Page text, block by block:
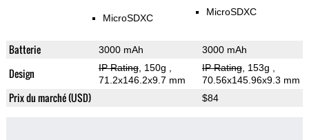
MicroSDXC
MicroSDXC
Batterie 3000 mAh 3000 mAh
Design IP Rating, 150g
71.2x146.2x9.7 mm
IP Rating, 153g
70.56x145.96x9.3 mm
Prix du marché (USD) $84